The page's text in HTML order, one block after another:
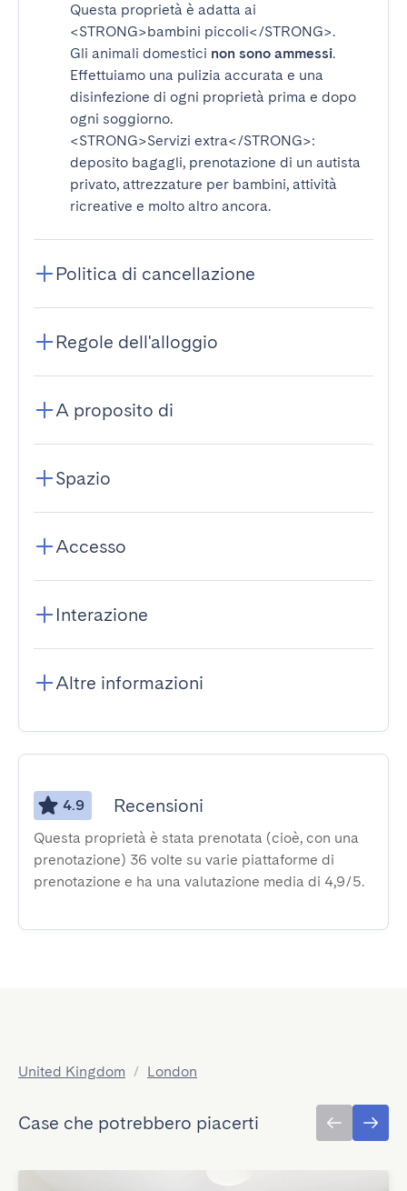
Questa proprietà è adatta ai
<STRONG>bambini piccoli</STRONG>.
Gli animali domestici non sono ammessi.
Effettuiamo una pulizia accurata e una
disinfezione di ogni proprietà prima e dopo
ogni soggiorno.
<STRONG>Servizi extra</STRONG>:
deposito bagagli, prenotazione di un autista
privato, attrezzature per bambini, attività
ricreative e molto altro ancora.
Politica di cancellazione
Regole dell'alloggio
A proposito di
Spazio
Accesso
Interazione
Altre informazioni
4.9 Recensioni
Questa proprietà è stata prenotata (cioè, con una
prenotazione) 36 volte su varie piattaforme di
prenotazione e ha una valutazione media di 4,9/5.
United Kingdom / London
Case che potrebbero piacerti